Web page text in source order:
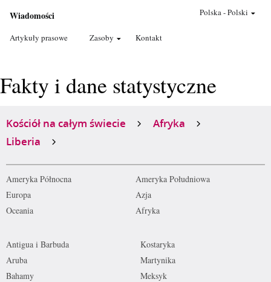
Wiadomości
Artykuły prasowe Zasoby Kontakt
Polska-Polski
Fakty i dane statystyczne
Kościół na całym świecie
Afryka
Liberia
Ameryka Północna
Ameryka Południowa
Europa
Azja
Oceania
Afryka
Antigua i Barbuda
Aruba
Bahamy
Kostaryka
Martynika
Meksyk